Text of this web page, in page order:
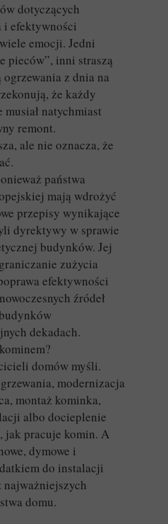
dotyczących
i efektywności
emocji. Jedni
pieców”, inni straszą
z dnia na
że każdy
natychmiast
remont.
ale nie oznacza, że
państwa
mają wdrożyć
przepisy wynikające
dyrektywy w sprawie
budynków. Jej
zużycia
efektywności
źródeł
dekadach.
domów myśli.
modernizacja
montaż kominka,
albo docieplenie
jak pracuje komin. A
dymowe i
do instalacji
najważniejszych
domu.